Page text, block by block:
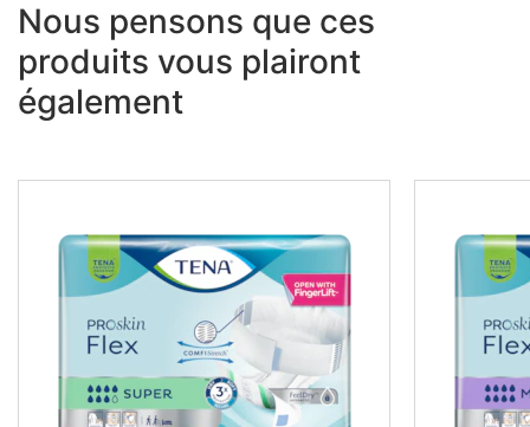
Nous pensons que ces
produits vous plairont
également